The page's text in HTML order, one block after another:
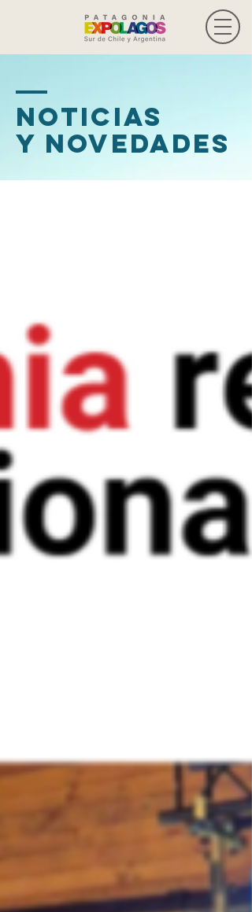
Noticias
y novedades